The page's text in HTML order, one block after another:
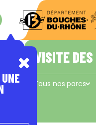
ÊTRE
Les coups de pouce du
VISITE
Tous nos parcs